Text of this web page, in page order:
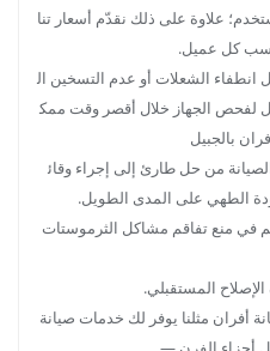
للشعلات وإزالة الدهون
وتحقيق نتائج طهي مت
ساوية.
خدمة تركيب متقنة وفق م
على الأعمال المنجزة.
للحصول على خدمة صيانة أ
وللحجز أو لطلب خدمة
يمكنك التواصل معنا فوراً.
الكهربائية والتقنيات الحديثة
فريقًا متمرّسًا في الأنظم
نوفّر في شركتنا خبراء مدرّبي
والإلكترونية بكفاءة. [...]
علاوة على ذلك نقدّم أسعار تنا
كل عميل.
الشعلات أو عدم التسخين ال
لفحص الجهاز خلال أقصر وقت ممك
بالجبيل
من حل طارئ إلى إجراء وقائ
الطهي على المدى الطويل.
في منع تفاقم مشاكل الثرموستات
المستقبلي.
أفران مثلنا يوفر لك خدمات صيانة